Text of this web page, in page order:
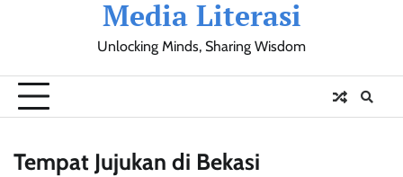
Media Literasi
Unlocking Minds, Sharing Wisdom
Pendidikan
SosialOlahraga
Resensi
Ulasan
Opini
Tempat Jujukan di Bekasi